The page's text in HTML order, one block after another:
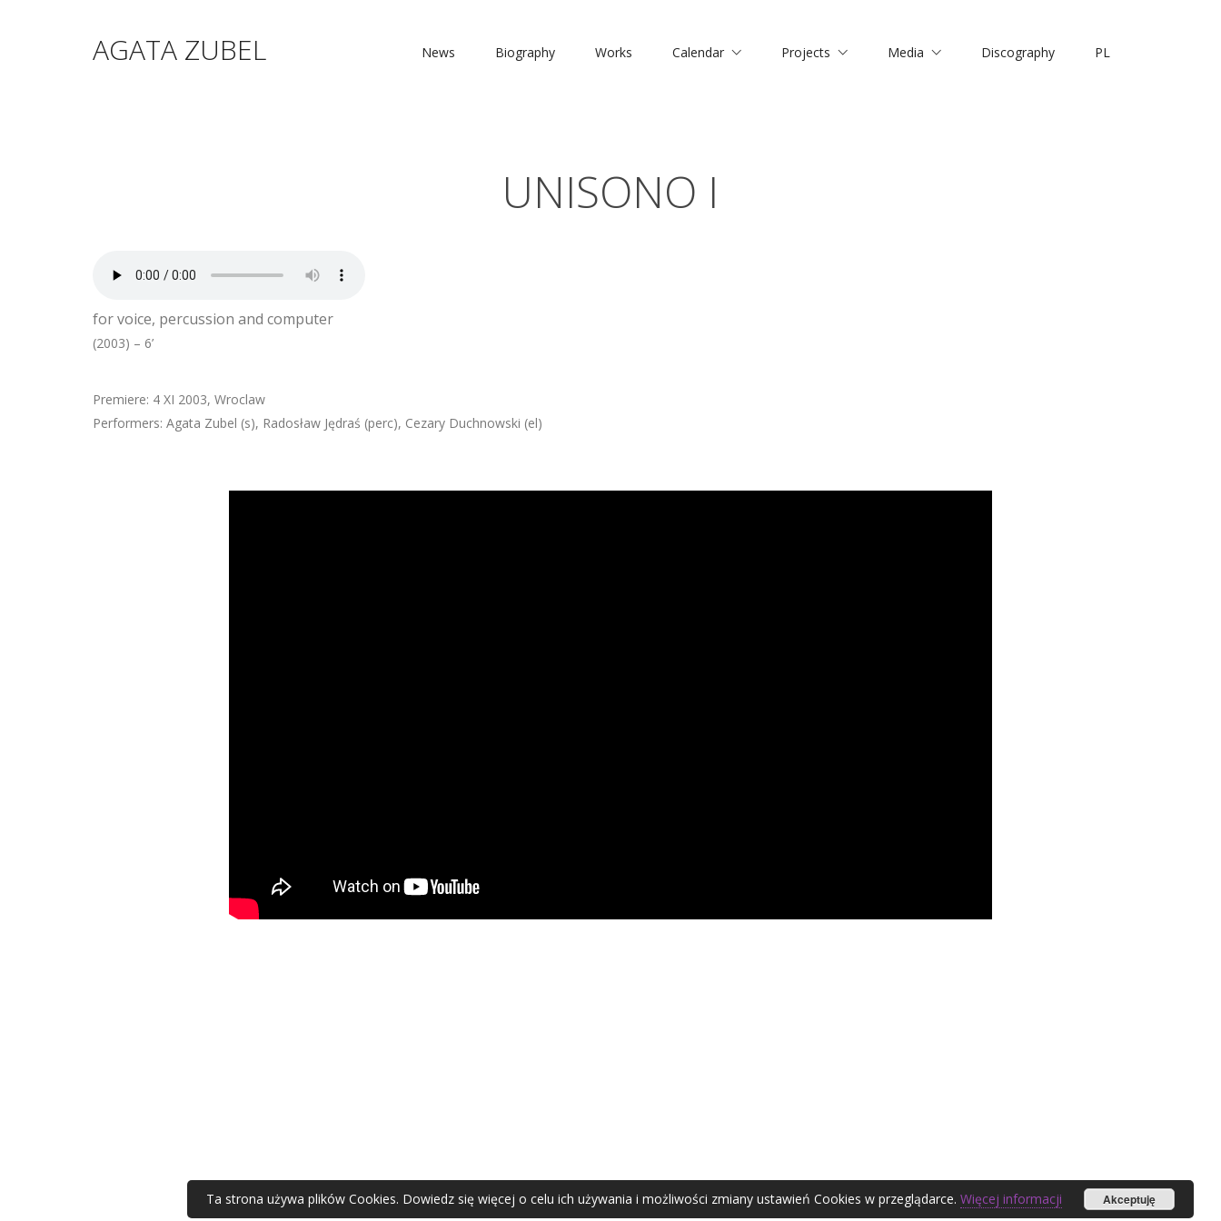
AGATA ZUBEL News Biography Works Calendar Projects Media Discography PL
UNISONO I
for voice, percussion and computer
(2003) – 6’
Premiere: 4 XI 2003, Wroclaw
Performers: Agata Zubel (s), Radosław Jędraś (perc), Cezary Duchnowski (el)
Agata Zubel © 2021
Ta strona używa plików Cookies. Dowiedz się więcej o celu ich używania i możliwości zmiany ustawień Cookies w przeglądarce. Więcej informacji Akceptuję